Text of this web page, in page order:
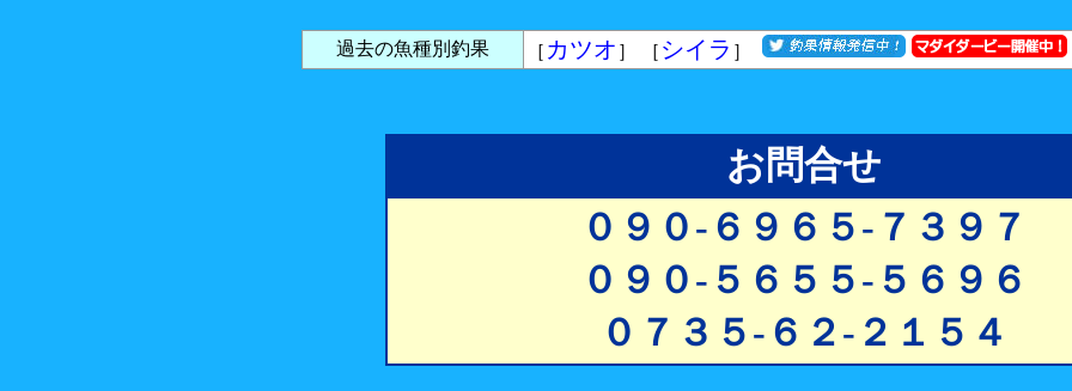
過去の魚種別釣果 ［ カツオ ］ ［ シイラ ］
お問合せ
０９０-６９６５-７３９７
０９０-５６５５-５６９６
０７３５-６２-２１５４